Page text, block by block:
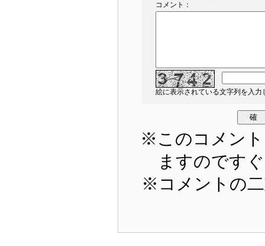
コメント：
絵に表示されている文字列を入力
※このコメン
ますのです
※コメントの